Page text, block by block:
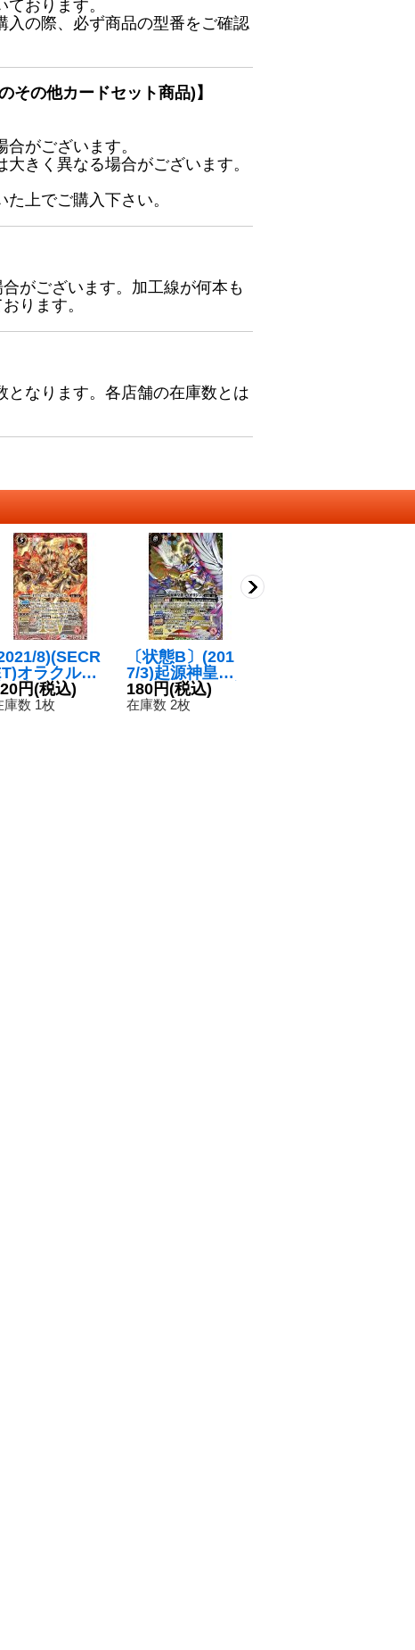
おります。
入の際、必ず商品の型番をご確認
その他カードセット商品)】
がございます。
きく異なる場合がございます。
上でご購入下さい。
がございます。加工線が何本も
ります。
なります。各店舗の在庫数とは
8)(SECR
オラクル二
一柱IVジ・エ
ペラー【X-SE
円(税込)
庫数 1枚
〔状態B〕(201
7/3)起源神皇龍
ダイオリジン(金
背景)【XX】{B
180円(税込)
在庫数 2枚